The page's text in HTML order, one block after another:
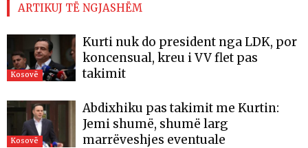
ARTIKUJ TË NGJASHËM
Kosovë
Kurti nuk do president nga LDK, por
koncensual, kreu i VV flet pas
takimit
Kosovë
Abdixhiku pas takimit me Kurtin:
Jemi shumë, shumë larg
marrëveshjes eventuale